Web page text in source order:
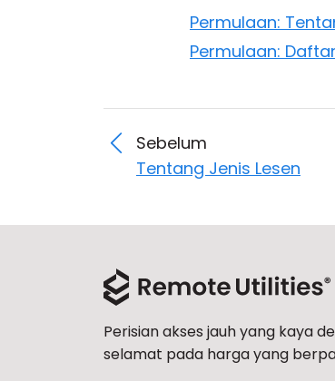
Permulaan:
Permulaan:
Sebelum
Tentang Jenis Lesen
Perisian akses jauh yang kaya
selamat pada harga yang